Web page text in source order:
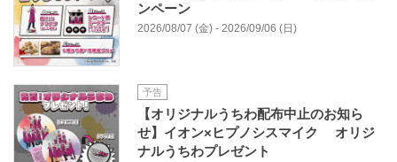
ンペーン
2026/08/07 (金) - 2026/09/06 (日)
予告
【オリジナルうちわ配布中止のお知ら
せ】イオン×ヒプノシスマイク オリジ
ナルうちわプレゼント